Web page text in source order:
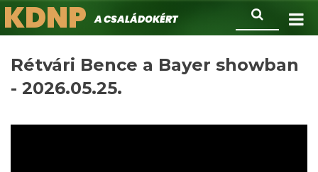
Ugrás
a
Keresés
KDNPA családokért.
Rétvári Bence a Bayer showban
- 2026.05.25.